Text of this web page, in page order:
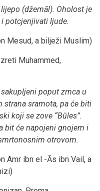
(džemāl). Oholost je
potcjenjivati ljude.
Mesud, a bilježi Muslim)
Muhammed,
poput zrnca u
sramota, pa će biti
koji se zove “Būles”.
bit će napojeni gnojem i
otrovom.
Amr ibn el -Ās ibn Vail, a